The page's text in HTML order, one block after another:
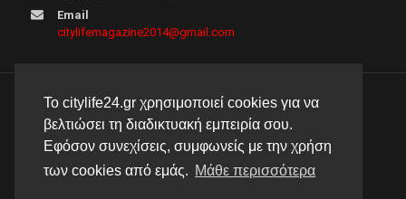
Το citylife24.gr χρησιμοποιεί cookies για να
βελτιώσει τη διαδικτυακή εμπειρία σου.
Εφόσον συνεχίσεις, συμφωνείς με την χρήση
των cookies από εμάς. Μάθε περισσότερα
Email
citylifemagazine2014@gmail.com
© 2026 City Life 24 | Με την επιφύλαξη κάθε νόμιμου
δικαιώματος |
Πολιτική απορρήτου
δημιουργία & φιλοξενία ιστοσελίδας bymanbiz isp